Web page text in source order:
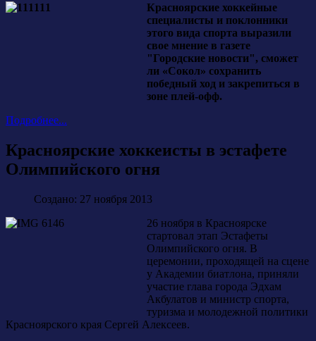
Красноярские хоккейные
специалисты и поклонники
этого вида спорта выразили
свое мнение в газете
"Городские новости", сможет
ли «Сокол» сохранить
победный ход и закрепиться в
зоне плей-офф.
Подробнее...
Красноярские хоккеисты в эстафете
Олимпийского огня
Создано: 27 ноября 2013
26 ноября в Красноярске
стартовал этап Эстафеты
Олимпийского огня. В
церемонии, проходящей на сцене
у Академии биатлона, приняли
участие глава города Эдхам
Акбулатов и министр спорта,
туризма и молодежной политики
Красноярского края Сергей Алексеев.